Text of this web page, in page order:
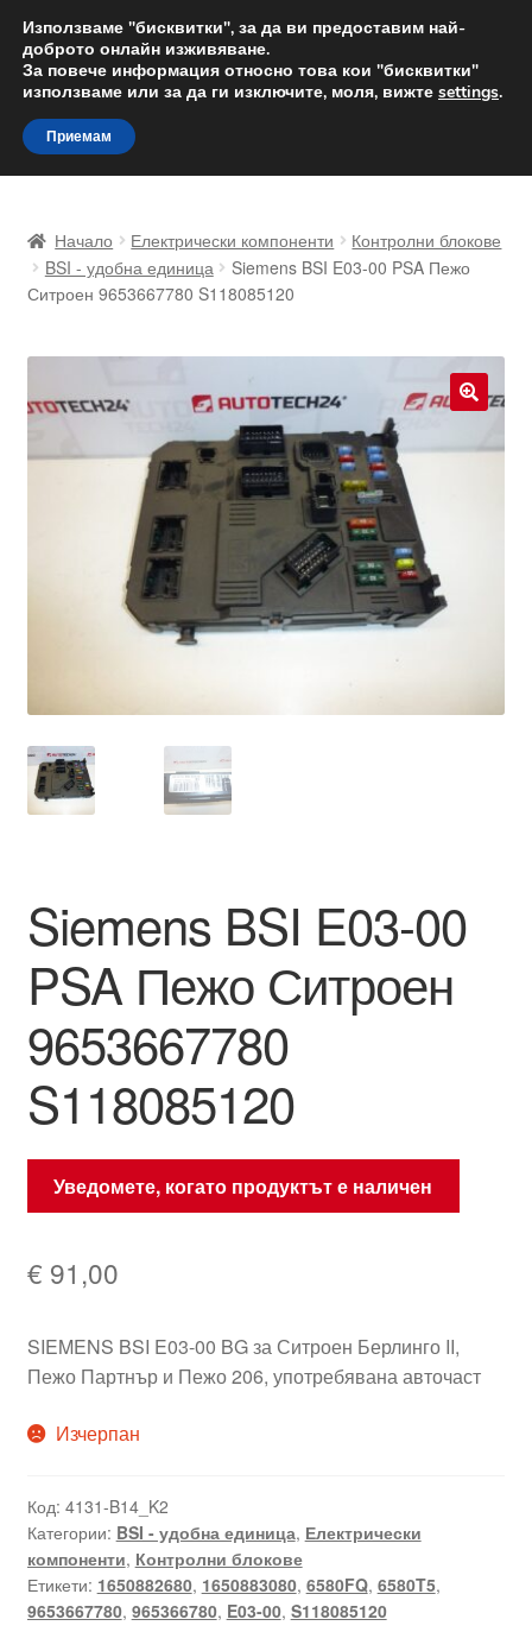
ДОСТАВКА от 12 лв.
Доставка по целия свят
Skip
to
navigation
Skip
to
content
Доставка по целия свят
Моята сметка
Плащанията
Правила и условия
Транспорт
Начало Електрически компоненти
Контролни блокове
BSI - удобна единица
Siemens BSI E03-00 PSA Пежо
Ситроен 9653667780 S118085120
Siemens BSI E03-00
PSA Пежо Ситроен
9653667780
S118085120
Уведомете, когато продуктът е наличен
€ 91,00
SIEMENS BSI E03-00 BG за Ситроен Берлинго II,
Пежо Партнър и Пежо 206, употребявана авточаст
Изчерпан
Код: 4131-B14_K2
Категории: BSI - удобна единица, Електрически
компоненти, Контролни блокове
Етикети: 1650882680, 1650883080, 6580FQ, 6580T5,
9653667780, 965366780, E03-00, S118085120
Използваме "бисквитки", за да ви предоставим най-
доброто онлайн изживяване.
За повече информация относно това кои "бисквитки"
използваме или за да ги изключите, моля, вижте settings.
Приемам